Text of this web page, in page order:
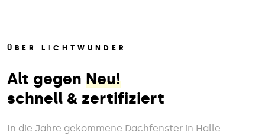
ÜBER LICHTWUNDER
Alt gegen Neu!
schnell & zertifiziert
In die Jahre gekommene Dachfenster in Halle